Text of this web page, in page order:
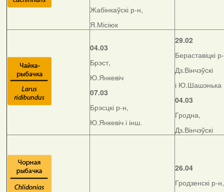
Жабінкаўскі р-н,
Я.Місіюк
04.03
Брэст,
Ю.Янкевіч
07.03
Брэсцкі р-н,
Ю.Янкевіч і інш.
29.02
Бераставіцкі
Дз.Вінчэўскі
і Ю.Шашэнька
04.03
Гродна,
Дз.Вінчэўскі
26.04
Гродзенскі р-н,